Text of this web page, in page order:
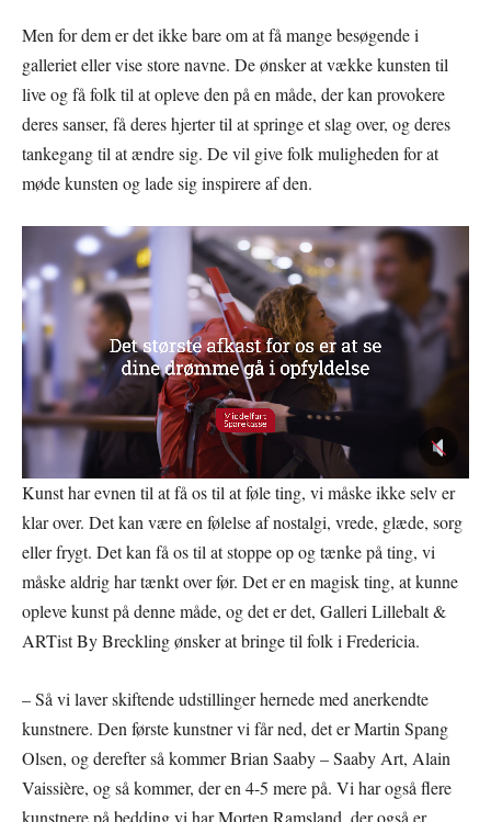
Men for dem er det ikke bare om at få mange besøgende i
galleriet eller vise store navne. De ønsker at vække kunsten til
live og få folk til at opleve den på en måde, der kan provokere
deres sanser, få deres hjerter til at springe et slag over, og deres
tankegang til at ændre sig. De vil give folk muligheden for at
møde kunsten og lade sig inspirere af den.
Kunst har evnen til at få os til at føle ting, vi måske ikke selv er
klar over. Det kan være en følelse af nostalgi, vrede, glæde, sorg
eller frygt. Det kan få os til at stoppe op og tænke på ting, vi
måske aldrig har tænkt over før. Det er en magisk ting, at kunne
opleve kunst på denne måde, og det er det, Galleri Lillebalt &
ARTist By Breckling ønsker at bringe til folk i Fredericia.
– Så vi laver skiftende udstillinger hernede med anerkendte
kunstnere. Den første kunstner vi får ned, det er Martin Spang
Olsen, og derefter så kommer Brian Saaby – Saaby Art, Alain
Vaissière, og så kommer, der en 4-5 mere på. Vi har også flere